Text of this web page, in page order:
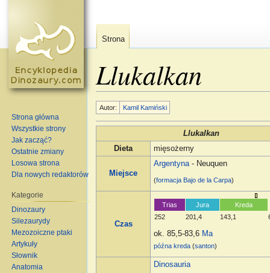
Llukalkan
Autor: Kamil Kamiński
Llukalkan
Dieta
mięsożerny
Miejsce
Argentyna- Neuquen
(formacja Bajo de la Carpa)
Czas
Trias
252
Jura
201,4
Kreda
143,1
ok. 85,5-83,6 Ma
późna kreda (santon)
Dinosauria
Strona
Strona główna
Wszystkie strony
Jak zacząć?
Ostatnie zmiany
Losowa strona
Dla nowych redaktorów
Kategorie
Dinozaury
Silezaurydy
Mezozoiczne ptaki
Artykuły
Słownik
Anatomia